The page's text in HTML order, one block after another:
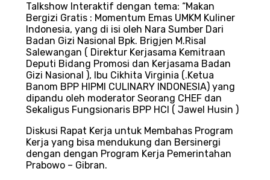
‎Talkshow Interaktif dengan tema: “Makan
Bergizi Gratis : Momentum Emas UMKM Kuliner
Indonesia, yang di isi oleh Nara Sumber Dari
Badan Gizi Nasional Bpk. Brigjen M.Risal
Salewangan ( Direktur Kerjasama Kemitraan
Deputi Bidang Promosi dan Kerjasama Badan
Gizi Nasional ), Ibu Cikhita Virginia (.Ketua
Banom BPP HIPMI CULINARY INDONESIA) yang
dipandu oleh moderator Seorang CHEF dan
Sekaligus Fungsionaris BPP HCI ( Jawel Husin )
‎Diskusi Rapat Kerja untuk Membahas Program
Kerja yang bisa mendukung dan Bersinergi
dengan dengan Program Kerja Pemerintahan
Prabowo – Gibran.